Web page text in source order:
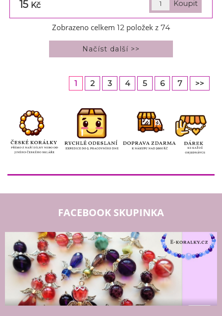
15 Kč
Zobrazeno celkem 12 položek z 74
1 2 3 4 5 6 7 >>
FACEBOOK SKUPINKA